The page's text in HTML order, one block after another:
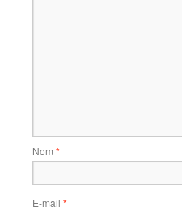
Nom *
E-mail *